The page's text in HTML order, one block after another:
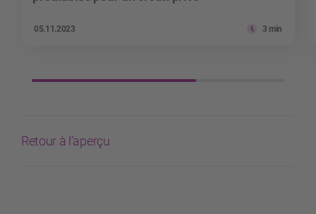
05.11.2023 3 min
Retour à l’aperçu